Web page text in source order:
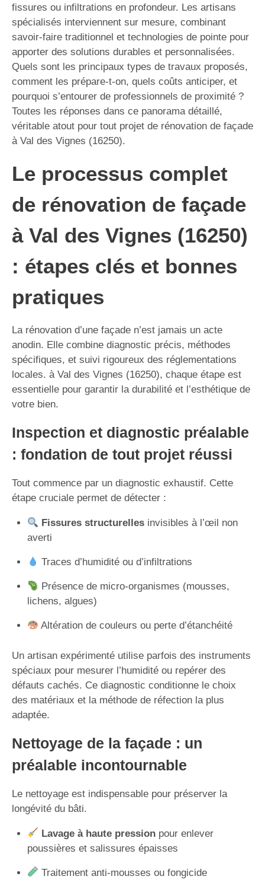
fissures ou infiltrations en profondeur. Les artisans
spécialisés interviennent sur mesure, combinant
savoir-faire traditionnel et technologies de pointe pour
apporter des solutions durables et personnalisées.
Quels sont les principaux types de travaux proposés,
comment les prépare-t-on, quels coûts anticiper, et
pourquoi s’entourer de professionnels de proximité ?
Toutes les réponses dans ce panorama détaillé,
véritable atout pour tout projet de rénovation de façade
à Val des Vignes (16250).
Le processus complet
de rénovation de façade
à Val des Vignes (16250)
: étapes clés et bonnes
pratiques
La rénovation d’une façade n’est jamais un acte
anodin. Elle combine diagnostic précis, méthodes
spécifiques, et suivi rigoureux des réglementations
locales. à Val des Vignes (16250), chaque étape est
essentielle pour garantir la durabilité et l’esthétique de
votre bien.
Inspection et diagnostic préalable
: fondation de tout projet réussi
Tout commence par un diagnostic exhaustif. Cette
étape cruciale permet de détecter :
Fissures structurellesinvisibles à l’œil non
averti
Traces d’humidité ou d’infiltrations
Présence de micro-organismes (mousses,
lichens, algues)
Altération de couleurs ou perte d’étanchéité
Un artisan expérimenté utilise parfois des instruments
spéciaux pour mesurer l’humidité ou repérer des
défauts cachés. Ce diagnostic conditionne le choix
des matériaux et la méthode de réfection la plus
adaptée.
Nettoyage de la façade : un
préalable incontournable
Le nettoyage est indispensable pour préserver la
longévité du bâti.
Lavage à haute pressionpour enlever
poussières et salissures épaisses
Traitement anti-mousses ou fongicide